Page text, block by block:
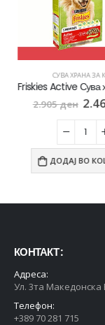
СУВА ХРАНА ЗА
2.905ден
ДОДАЈ ВО
КОНТАКТ :
Адреса:
Ул. 3та Македонска
Телефон:
+389 70 281 715